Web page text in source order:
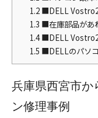
1.2■DELL
1.3 ■在庫部品があ
1.4■DELL
1.5 ■DELLのパソ
兵庫県西宮市
ン修理事例